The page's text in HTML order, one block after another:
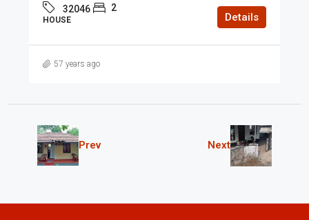
32046 2
HOUSE Details
57 years ago
Prev Next